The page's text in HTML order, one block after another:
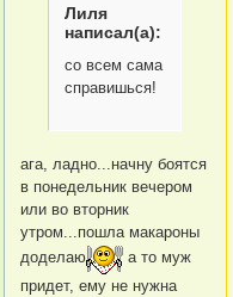
Лиля
написал(а):
со всем сама
справишься!
ага, ладно...начну боятся
в понедельник вечером
или во вторник
утром...пошла макароны
доделаю
а то муж
придет, ему не нужна